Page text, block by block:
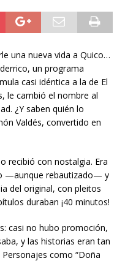
una nueva vida a Quico…
un programa
casi idéntica a la de El
le cambió el nombre al
¿Y saben quién lo
Valdés, convertido en
recibió con nostalgia. Era
—aunque rebautizado— y
del original, con pleitos
duraban ¡40 minutos!
casi no hubo promoción,
y las historias eran tan
como “Doña